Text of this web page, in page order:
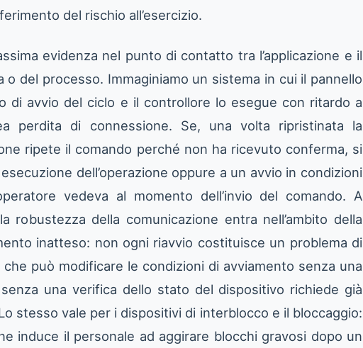
del rischio all’esercizio.
evidenza nel punto di contatto tra l’applicazione e il
o del processo. Immaginiamo un sistema in cui il pannello
di avvio del ciclo e il controllore lo esegue con ritardo a
perdita di connessione. Se, una volta ripristinata la
ripete il comando perché non ha ricevuto conferma, si
dell’operazione oppure a un avvio in condizioni
vedeva al momento dell’invio del comando. A
robustezza della comunicazione entra nell’ambito della
inatteso: non ogni riavvio costituisce un problema di
può modificare le condizioni di avviamento senza una
una verifica dello stato del dispositivo richiede già
stesso vale per i dispositivi di interblocco e il bloccaggio:
induce il personale ad aggirare blocchi gravosi dopo un